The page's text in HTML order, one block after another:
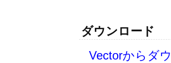
ダウンロード
Vectorからダ